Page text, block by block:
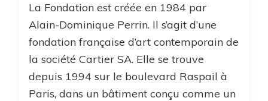
La Fondation est créée en 1984 par
Alain-Dominique Perrin. Il s’agit d’une
fondation française d’art contemporain de
la société Cartier SA. Elle se trouve
depuis 1994 sur le boulevard Raspail à
Paris, dans un bâtiment conçu comme un